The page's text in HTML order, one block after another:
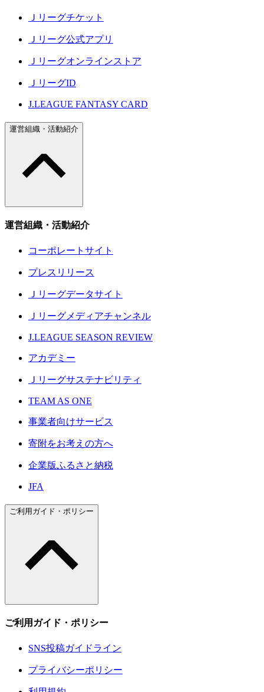
Ｊリーグチケット
Ｊリーグ公式アプリ
Ｊリーグオンラインストア
ＪリーグID
J.LEAGUE FANTASY CARD
運営組織・活動紹介
運営組織・活動紹介
コーポレートサイト
プレスリリース
Ｊリーグデータサイト
Ｊリーグメディアチャンネル
J.LEAGUE SEASON REVIEW
アカデミー
Ｊリーグサステナビリティ
TEAM AS ONE
事業者向けサービス
寄附をお考えの方へ
企業版ふるさと納税
JFA
ご利用ガイド・ポリシー
ご利用ガイド・ポリシー
SNS投稿ガイドライン
プライバシーポリシー